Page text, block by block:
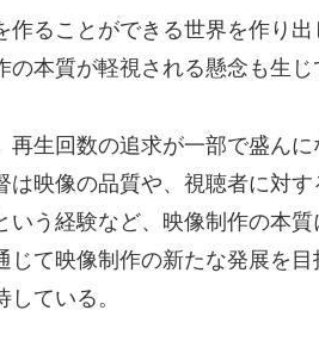
ることができる世界を作り
本質が軽視される懸念も生じ
生回数の追求が一部で盛ん
映像の品質や、視聴者に対
う経験など、映像制作の本
て映像制作の新たな発展を
ている。